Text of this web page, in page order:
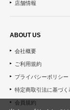
店舗情報
ABOUT US
会社概要
ご利用規約
プライバシーポリシー
特定商取引法に基づく
会員規約